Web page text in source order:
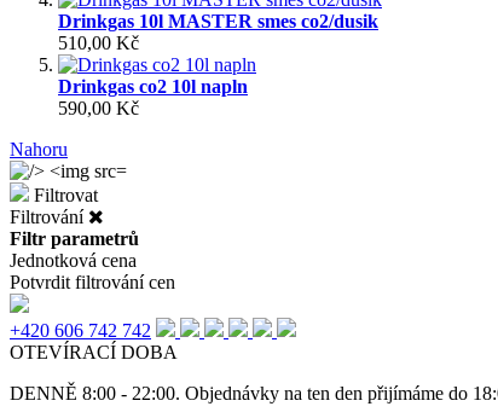
Drinkgas 10l MASTER smes co2/dusik
510,00 Kč
Drinkgas co2 10l napln
590,00 Kč
Nahoru
Filtrovat
Filtrování
Filtr parametrů
Jednotková cena
Potvrdit filtrování cen
+420 606 742 742
OTEVÍRACÍ DOBA
DENNĚ 8:00 - 22:00. Objednávky na ten den přijímáme do